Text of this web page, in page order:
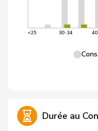
<25 30-34
Durée au